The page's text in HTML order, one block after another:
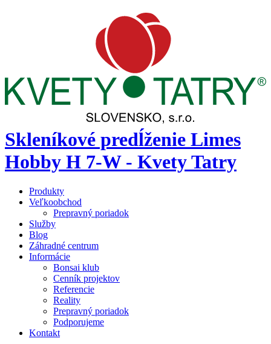
Skleníkové predĺženie Limes
Hobby H 7-W - Kvety Tatry
Produkty
Veľkoobchod
Prepravný poriadok
Služby
Blog
Záhradné centrum
Informácie
Bonsai klub
Cenník projektov
Referencie
Reality
Prepravný poriadok
Podporujeme
Kontakt